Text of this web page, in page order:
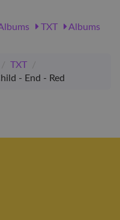
TXT
Albums
/ TXT
/
- End - Red